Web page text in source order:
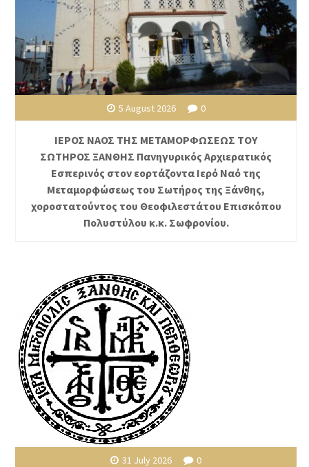
5 August 2026 0
ΙΕΡΟΣ ΝΑΟΣ ΤΗΣ ΜΕΤΑΜΟΡΦΩΣΕΩΣ ΤΟΥ
ΣΩΤΗΡΟΣ ΞΑΝΘΗΣ Πανηγυρικός Αρχιερατικός
Εσπερινός στον εορτάζοντα Ιερό Ναό της
Μεταμορφώσεως του Σωτήρος της Ξάνθης,
χοροστατούντος του Θεοφιλεστάτου Επισκόπου
Πολυστύλου κ.κ. Σωφρονίου.
31 July 2026 0